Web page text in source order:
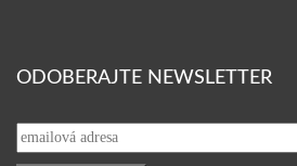
ODOBERAJTE NEWSLETTER